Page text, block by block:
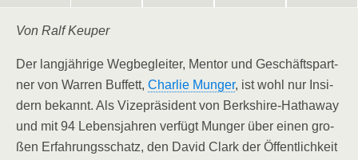
Von Ralf Keuper
Der lang­jäh­ri­ge Weg­be­glei­ter, Men­tor und Geschäfts­part­
ner von War­ren Buf­fett, Char­lie Mun­ger, ist wohl nur Insi­
dern bekannt. Als Vize­prä­si­dent von Berkshire-Hat­ha­way
und mit 94 Lebens­jah­ren ver­fügt Mun­ger über einen gro­
ßen Erfah­rungs­schatz, den David Clark der Öffent­lich­keit